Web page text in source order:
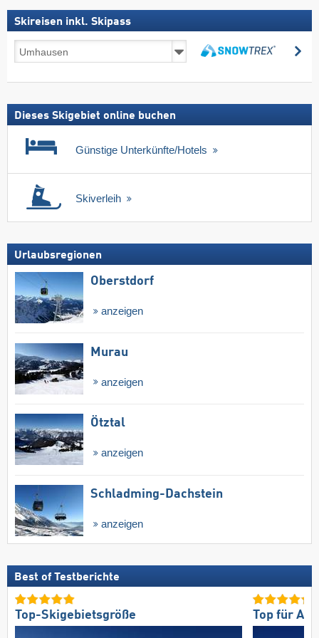
Skireisen inkl. Skipass
Skireisen
inkl.
Dieses Skigebiet online buchen
Günstige Unterkünfte/Hotels
Skiverleih
Urlaubsregionen
Oberstdorf
anzeigen
Murau
anzeigen
Ötztal
anzeigen
Schladming-Dachstein
anzeigen
Best of Testberichte
Top-Skigebietsgröße Top für